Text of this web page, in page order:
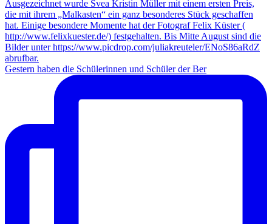
Gestern haben die Schülerinnen und Schüler der Ber